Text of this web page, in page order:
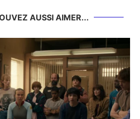
AUSSI AIMER...